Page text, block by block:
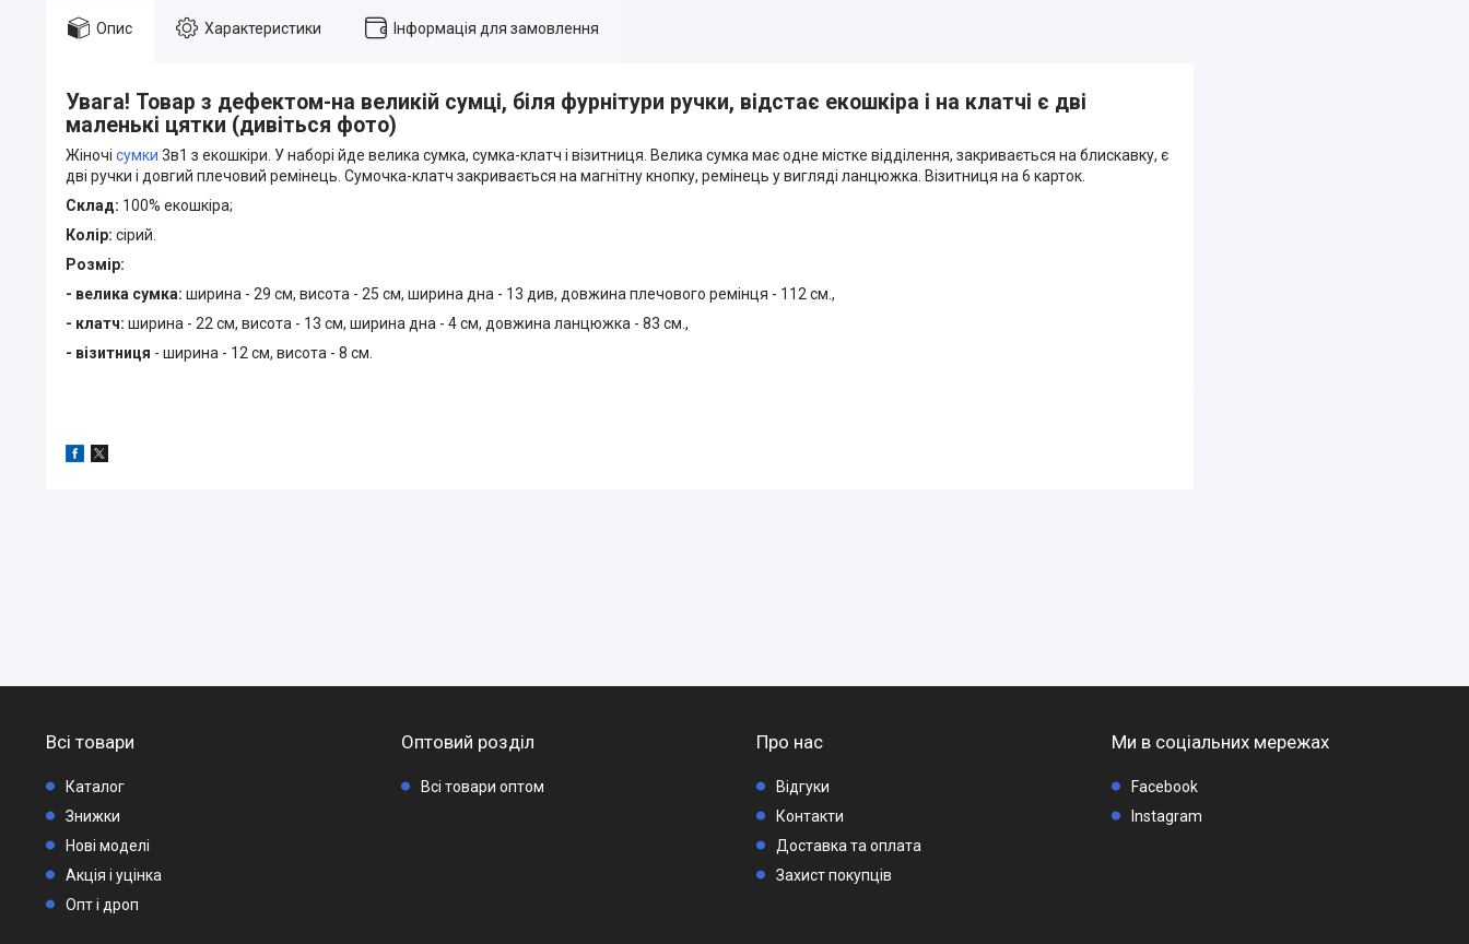
Опис Характеристики Інформація для замовлення
Увага! Товар з дефектом-на великій сумці, біля фурнітури ручки, відстає екошкіра і на клатчі є дві
маленькі цятки (дивіться фото)
Жіночі сумки 3в1 з екошкіри. У наборі йде велика сумка, сумка-клатч і візитниця. Велика сумка має одне містке відділення, закривається на блискавку, є
дві ручки і довгий плечовий ремінець. Сумочка-клатч закривається на магнітну кнопку, ремінець у вигляді ланцюжка. Візитниця на 6 карток.
Склад: 100% екошкіра;
Колір: сірий.
Розмір:
- велика сумка: ширина - 29 см, висота - 25 см, ширина дна - 13 див, довжина плечового ремінця - 112 см.,
- клатч: ширина - 22 см, висота - 13 см, ширина дна - 4 см, довжина ланцюжка - 83 см.,
- візитниця - ширина - 12 см, висота - 8 см.
Всі товари
Каталог
Знижки
Нові моделі
Акція і уцінка
Опт і дроп
Оптовий розділ
Всі товари оптом
Про нас
Відгуки
Контакти
Доставка та оплата
Захист покупців
Ми в соціальних мережах
Facebook
Instagram